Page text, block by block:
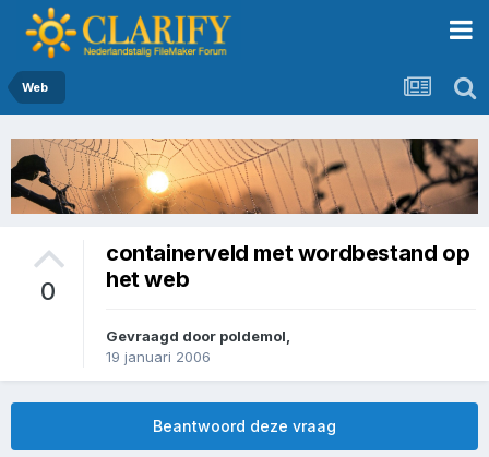
Web
0
containerveld met wordbestand op
het web
Gevraagd door poldemol
19 januari 2006
Beantwoord deze vraag